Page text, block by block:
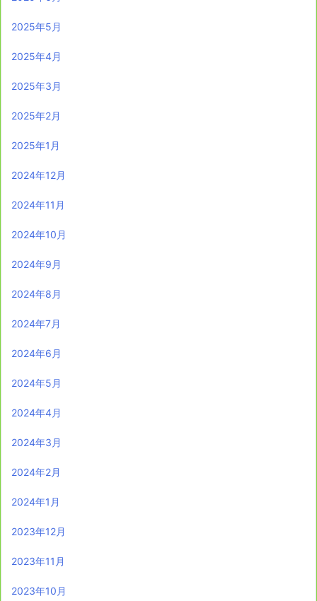
2025年5月
2025年4月
2025年3月
2025年2月
2025年1月
2024年12月
2024年11月
2024年10月
2024年9月
2024年8月
2024年7月
2024年6月
2024年5月
2024年4月
2024年3月
2024年2月
2024年1月
2023年12月
2023年11月
2023年10月